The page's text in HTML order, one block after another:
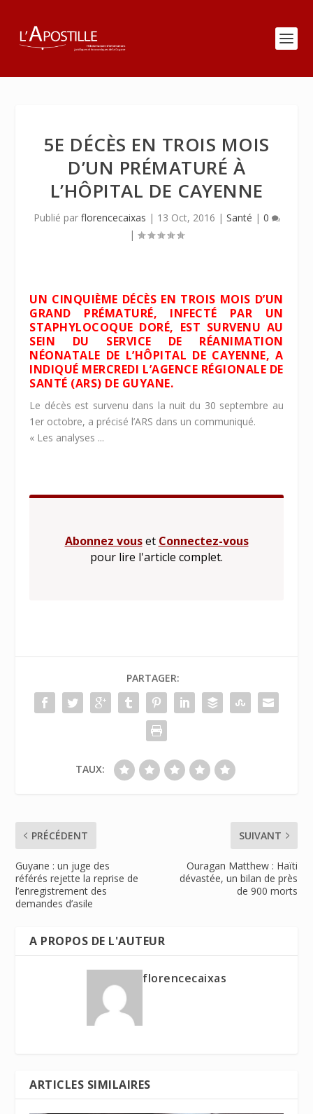
5E DÉCÈS EN TROIS MOIS
D’UN PRÉMATURÉ À
L’HÔPITAL DE CAYENNE
Publié par florencecaixas | 13 Oct, 2016 | Santé | 0
|
UN CINQUIÈME DÉCÈS EN TROIS MOIS D’UN
GRAND PRÉMATURÉ, INFECTÉ PAR UN
STAPHYLOCOQUE DORÉ, EST SURVENU AU
SEIN DU SERVICE DE RÉANIMATION
NÉONATALE DE L’HÔPITAL DE CAYENNE, A
INDIQUÉ MERCREDI L’AGENCE RÉGIONALE DE
SANTÉ (ARS) DE GUYANE.
Le décès est survenu dans la nuit du 30 septembre au
1er octobre, a précisé l’ARS dans un communiqué.
« Les analyses ...
Abonnez vouset Connectez-vous
pour lire l'article complet.
PARTAGER:
TAUX:
PRÉCÉDENT
Guyane : un juge des
référés rejette la reprise de
l’enregistrement des
demandes d’asile
SUIVANT
Ouragan Matthew : Haïti
dévastée, un bilan de près
de 900 morts
A PROPOS DE L'AUTEUR
florencecaixas
ARTICLES SIMILAIRES